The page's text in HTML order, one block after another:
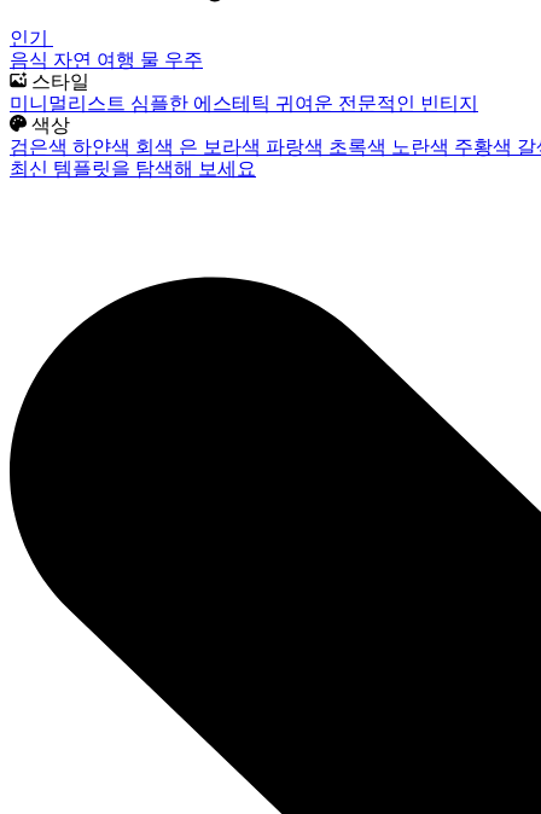
인기
음식 자연 여행 물 우주
스타일
미니멀리스트 심플한 에스테틱 귀여운 전문적인 빈티지
색상
검은색 하얀색 회색 은 보라색 파랑색 초록색 노란색 주황색
최신 템플릿을 탐색해 보세요